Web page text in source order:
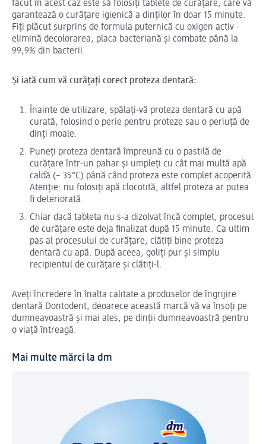
făcut în acest caz este să folosiți tablete de curățare, care vă
garantează o curățare igienică a dinților în doar 15 minute.
Fiți plăcut surprins de formula puternică cu oxigen activ -
elimină decolorarea, placa bacteriană și combate până la
99,9% din bacterii.
Și iată cum vă curățați corect proteza dentară:
Înainte de utilizare, spălați-vă proteza dentară cu apă
curată, folosind o perie pentru proteze sau o periuță de
dinți moale.
Puneți proteza dentară împreună cu o pastilă de
curățare într-un pahar și umpleți cu cât mai multă apă
caldă (~ 35°C) până când proteza este complet acoperită.
Atenție: nu folosiți apă clocotită, altfel proteza ar putea
fi deteriorată.
Chiar dacă tableta nu s-a dizolvat încă complet, procesul
de curățare este deja finalizat după 15 minute. Ca ultim
pas al procesului de curățare, clătiți bine proteza
dentară cu apă. După aceea, goliți pur și simplu
recipientul de curățare și clătiți-l.
Aveți încredere în înalta calitate a produselor de îngrijire
dentară Dontodent, deoarece această marcă vă va însoți pe
dumneavoastră și mai ales, pe dinții dumneavoastră pentru
o viață întreagă.
Mai multe mărci la dm